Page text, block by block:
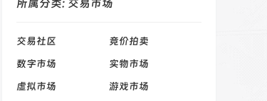
所属分类: 交易市场
交易社区
竞价拍卖
数字市场
实物市场
虚拟市场
游戏市场